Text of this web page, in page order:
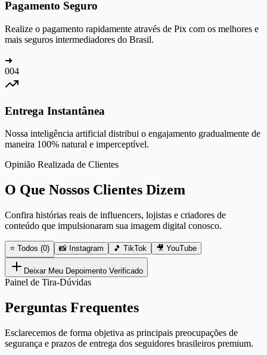
Pagamento Seguro
Realize o pagamento rapidamente através de Pix com os melhores e
mais seguros intermediadores do Brasil.
➜
004
Entrega Instantânea
Nossa inteligência artificial distribui o engajamento gradualmente de
maneira 100% natural e imperceptível.
Opinião Realizada de Clientes
O Que Nossos Clientes Dizem
Confira histórias reais de influencers, lojistas e criadores de
conteúdo que impulsionaram sua imagem digital conosco.
⭐ Todos (0) 📸 Instagram 🎵 TikTok 🎥 YouTube
Deixar Meu Depoimento Verificado
Painel de Tira-Dúvidas
Perguntas Frequentes
Esclarecemos de forma objetiva as principais preocupações de
segurança e prazos de entrega dos seguidores brasileiros premium.